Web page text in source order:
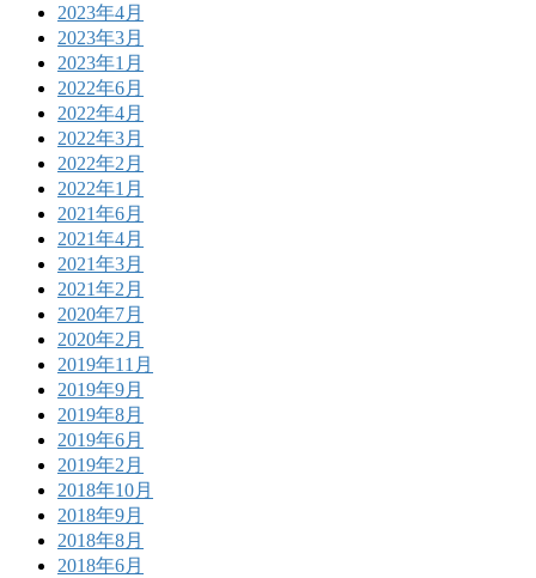
2023年4月
2023年3月
2023年1月
2022年6月
2022年4月
2022年3月
2022年2月
2022年1月
2021年6月
2021年4月
2021年3月
2021年2月
2020年7月
2020年2月
2019年11月
2019年9月
2019年8月
2019年6月
2019年2月
2018年10月
2018年9月
2018年8月
2018年6月